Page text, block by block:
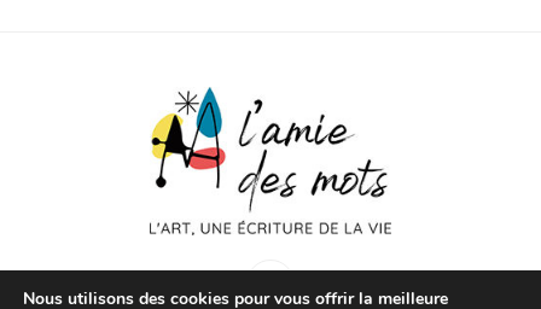
Nous utilisons des cookies pour vous offrir la meilleure